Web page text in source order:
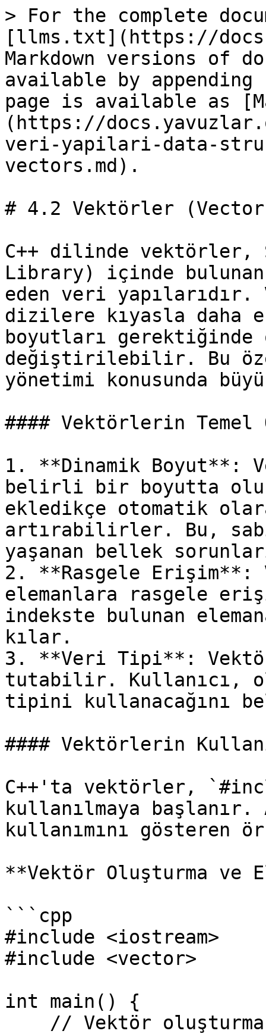
> For the complete
[llms.txt](https://
Markdown versions of
available by
page is available as
(https://
veri-yapilari-data-
vectors.md).
# 4.2 Vektörler
C++ dilinde vektörler,
Library) içinde
eden veri
dizilere kıyasla daha
boyutları gerektiğinde
değiştirilebilir. Bu
yönetimi konusunda
#### Vektörlerin
1. **Dinamik Boyut**:
belirli bir boyutta
ekledikçe otomatik
artırabilirler. Bu,
yaşanan bellek
2. **Rasgele
elemanlara rasgele
indekste bulunan
kılar.
3. **Veri Tipi**:
tutabilir. Kullanıcı,
tipini kullanacağını
#### Vektörlerin
C++'ta vektörler,
kullanılmaya
kullanımını gösteren
**Vektör Oluşturma ve
```cpp
#include <iostream>
#include <vector>
int main() {